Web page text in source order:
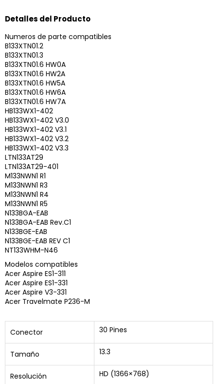
Detalles del Producto
Numeros de parte compatibles
B133XTN01.2
B133XTN01.3
B133XTN01.6 HW0A
B133XTN01.6 HW2A
B133XTN01.6 HW5A
B133XTN01.6 HW6A
B133XTN01.6 HW7A
HB133WX1-402
HB133WX1-402 V3.0
HB133WX1-402 V3.1
HB133WX1-402 V3.2
HB133WX1-402 V3.3
LTN133AT29
LTN133AT29-401
M133NWN1 R1
M133NWN1 R3
M133NWN1 R4
M133NWN1 R5
N133BGA-EAB
N133BGA-EAB Rev.C1
N133BGE-EAB
N133BGE-EAB REV C1
NT133WHM-N46
Modelos compatibles
Acer Aspire ES1-311
Acer Aspire ES1-331
Acer Aspire V3-331
Acer Travelmate P236-M
Conector 30 Pines
Tamaño 13.3
Resolución HD (1366×768)